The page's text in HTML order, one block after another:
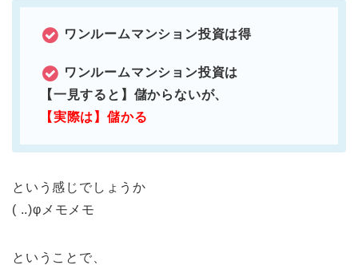
ワンルームマンション投資は得
ワンルームマンション投資は
【一見すると】儲からないが、
【実際は】儲かる
という感じでしょうか
( ..)φメモメモ
ということで、